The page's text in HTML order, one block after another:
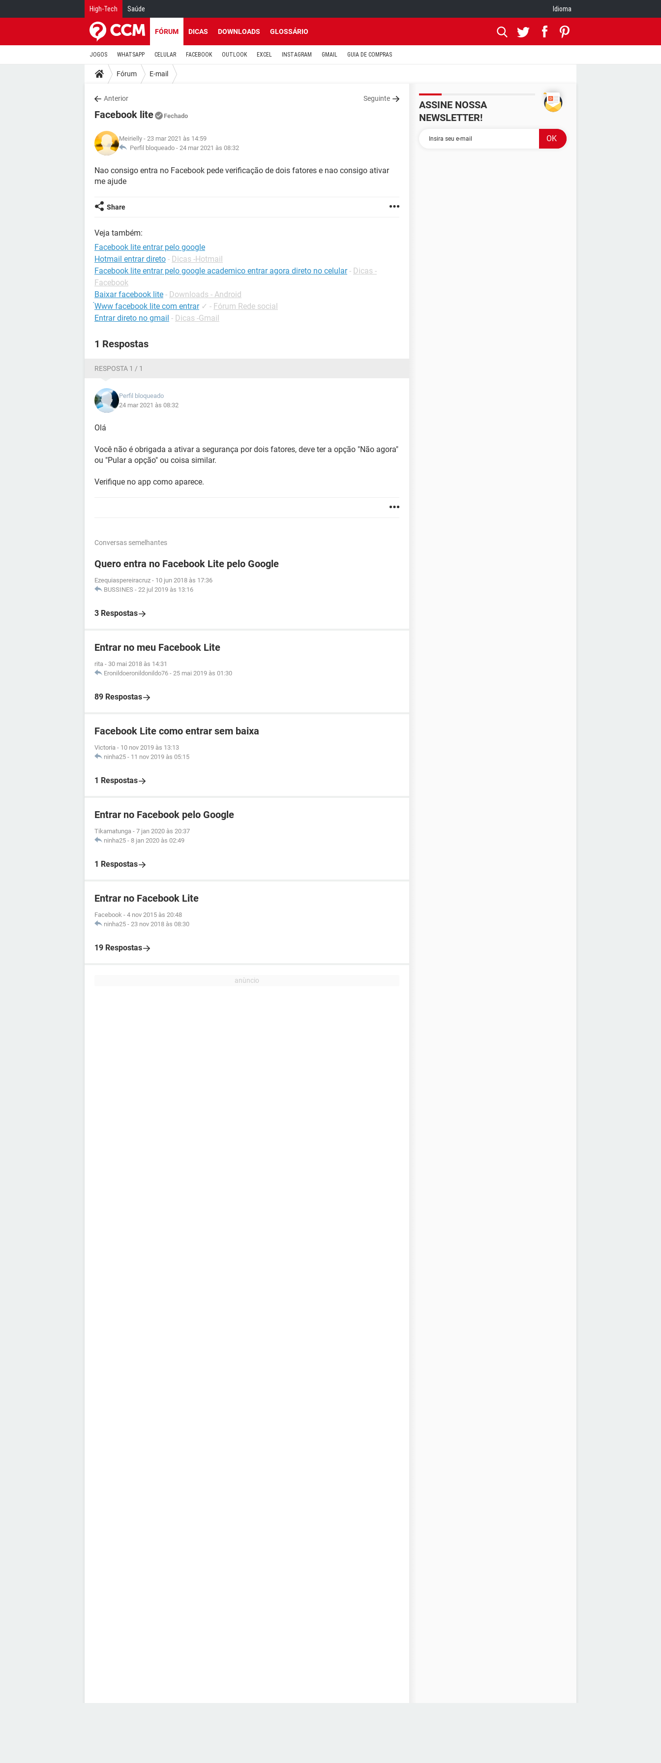
High-Tech Saúde Idioma
FÓRUM DICAS DOWNLOADS GLOSSÁRIO
JOGOS WHATSAPP CELULAR FACEBOOK OUTLOOK EXCEL INSTAGRAM GMAIL GUIA DE COMPRAS
Fórum E-mail
Anterior Seguinte
Facebook lite Fechado
Meirielly - 23 mar 2021 às 14:59
Perfil bloqueado - 24 mar 2021 às 08:32
Nao consigo entra no Facebook pede verificação de dois fatores e nao consigo ativar
me ajude
Share
Veja também:
Facebook lite entrar pelo google
Hotmail entrar direto - Dicas -Hotmail
Facebook lite entrar pelo google academico entrar agora direto no celular - Dicas -
Facebook
Baixar facebook lite - Downloads - Android
́Www facebook lite com entrar ✓ - Fórum Rede social
Entrar direto no gmail - Dicas -Gmail
1 Respostas
RESPOSTA 1 / 1
Perfil bloqueado
24 mar 2021 às 08:32
Olá
Você não é obrigada a ativar a segurança por dois fatores, deve ter a opção "Não agora"
ou "Pular a opção" ou coisa similar.
Verifique no app como aparece.
Conversas semelhantes
Quero entra no Facebook Lite pelo Google
Ezequiaspereiracruz - 10 jun 2018 às 17:36
BUSSINES - 22 jul 2019 às 13:16
3 Respostas
Entrar no meu Facebook Lite
rita - 30 mai 2018 às 14:31
Eronildoeronildonildo76 - 25 mai 2019 às 01:30
89 Respostas
Facebook Lite como entrar sem baixa
Victoria - 10 nov 2019 às 13:13
ninha25 - 11 nov 2019 às 05:15
1 Respostas
Entrar no Facebook pelo Google
Tikamatunga - 7 jan 2020 às 20:37
ninha25 - 8 jan 2020 às 02:49
1 Respostas
Entrar no Facebook Lite
Facebook - 4 nov 2015 às 20:48
ninha25 - 23 nov 2018 às 08:30
19 Respostas
ASSINE NOSSA
NEWSLETTER!